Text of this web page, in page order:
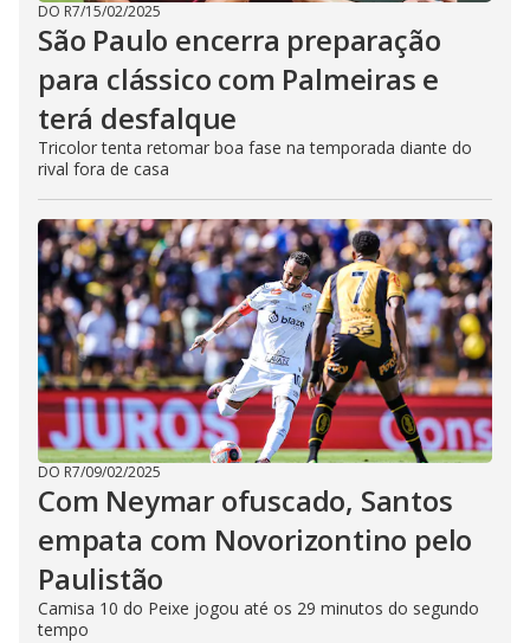
DO R7/15/02/2025
São Paulo encerra preparação
para clássico com Palmeiras e
terá desfalque
Tricolor tenta retomar boa fase na temporada diante do
rival fora de casa
DO R7/09/02/2025
Com Neymar ofuscado, Santos
empata com Novorizontino pelo
Paulistão
Camisa 10 do Peixe jogou até os 29 minutos do segundo
tempo